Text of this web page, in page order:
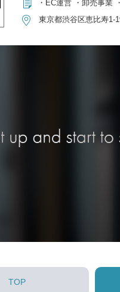
・EC運営 ・卸売事業
東京都渋谷区恵比寿1-
TOP